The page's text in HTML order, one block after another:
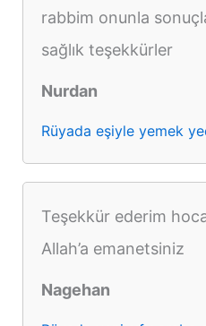
rabbim onunla
sağlık teşekkürler
Nurdan
Rüyada eşiyle yemek
Teşekkür ederim
Allah’a emanetsiniz
Nagehan